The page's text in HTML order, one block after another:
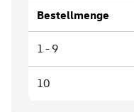
Bestellmenge
1 - 9
10